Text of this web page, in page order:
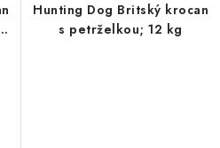
Hunting Dog Britský krocan
s petrželkou; 12 kg